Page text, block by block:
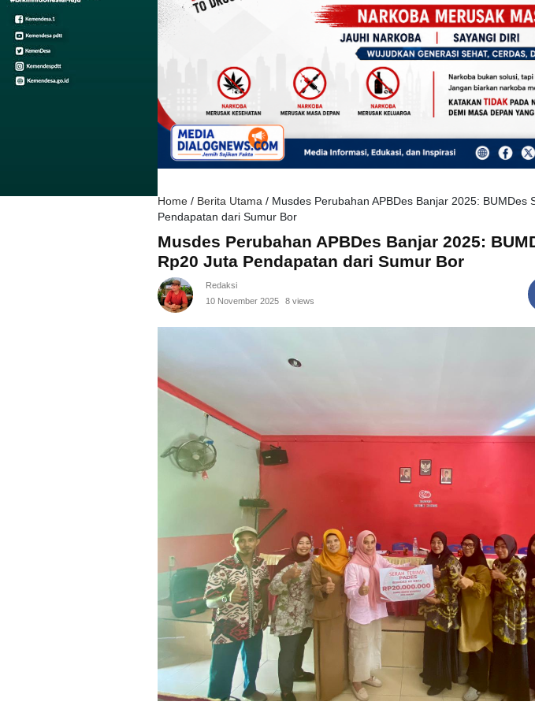
Home / Berita Utama / Musdes Perubahan APBDes Banjar 2025: BUMDes
Pendapatan dari Sumur Bor
Musdes Perubahan APBDes Banjar 2025:
Rp20 Juta Pendapatan dari Sumur Bor
Redaksi
10 November 2025
8 views